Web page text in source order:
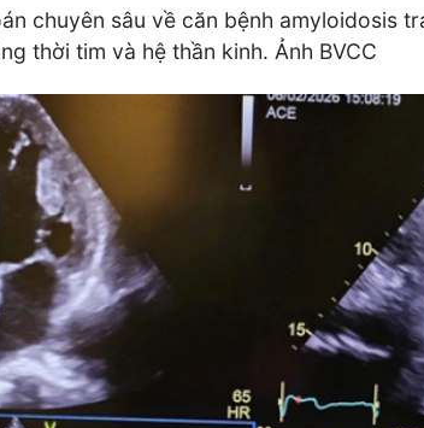
chuyên sâu về căn bệnh amyloidosis
thời tim và hệ thần kinh. Ảnh BVCC